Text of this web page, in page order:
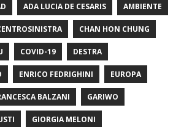
ADA LUCIA DE CESARIS AMBIENTE
CHAN HON CHUNG
COVID-19 DESTRA
ENRICO FEDRIGHINI EUROPA
BALZANI GARIWO
GIORGIA MELONI